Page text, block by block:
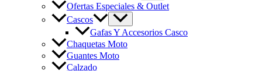
Ofertas Especiales & Outlet
Cascos
Gafas Y Accesorios Casco
Chaquetas Moto
Guantes Moto
Calzado